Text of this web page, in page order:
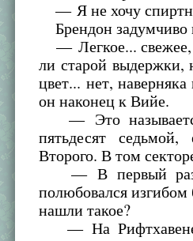
— Я не хочу
Брендон задумчиво
— Легкое...
ли старой выдержки,
цвет... нет,
он наконец к Вийе.
— Это
пятьдесят
Второго. В том
— В первый раз
полюбовался
нашли такое?
— На